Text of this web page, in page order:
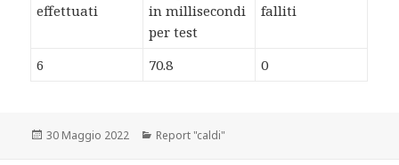
effettuati
in millisecondi
per test
falliti
6 70.8 0
Scritto
30 Maggio 2022 Categorie
Report "caldi"